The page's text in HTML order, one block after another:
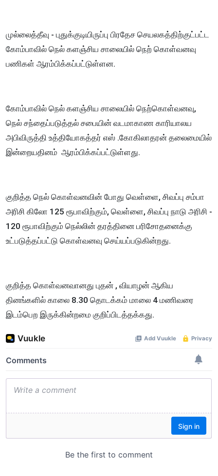
முல்லைத்தீவு - புதுக்குடியிருப்பு பிரதேச செயலகத்திற்குட்பட்ட
கோம்பாவில் நெல் களஞ்சிய சாலையில் நெற் கொள்வனவு
பணிகள் ஆரம்பிக்கப்பட்டுள்ளன.
கோம்பாவில் நெல் களஞ்சிய சாலையில் நெற்கொள்வனவு,
நெல் சந்தைப்படுத்தல் சபையின் வடமாகாண காரியாலய
அபிவிருத்தி உத்தியோகத்தர் எஸ் .கோகிலாதரன் தலைமையில்
இன்றையதினம் ஆரம்பிக்கப்பட்டுள்ளது.
குறித்த நெல் கொள்வனவின் போது வெள்ளை, சிவப்பு சம்பா
அரிசி கிலோ 125 ரூபாவிற்கும், வெள்ளை, சிவப்பு நாடு அரிசி -
120 ரூபாவிற்கும் நெல்லின் தரத்தினை பரிசோதனைக்கு
உட்படுத்தப்பட்டு கொள்வனவு செய்யப்படுகின்றது.
குறித்த கொள்வனவானது புதன் , வியாழன் ஆகிய
தினங்களில் காலை 8.30 தொடக்கம் மாலை 4 மணிவரை
இடம்பெற இருக்கின்றமை குறிப்பிடத்தக்கது.